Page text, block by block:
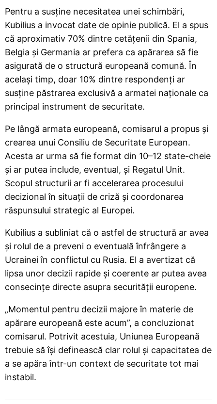
Pentru a susține necesitatea unei schimbări,
Kubilius a invocat date de opinie publică. El a spus
că aproximativ 70% dintre cetățenii din Spania,
Belgia și Germania ar prefera ca apărarea să fie
asigurată de o structură europeană comună. În
același timp, doar 10% dintre respondenți ar
susține păstrarea exclusivă a armatei naționale ca
principal instrument de securitate.
Pe lângă armata europeană, comisarul a propus și
crearea unui Consiliu de Securitate European.
Acesta ar urma să fie format din 10–12 state-cheie
și ar putea include, eventual, și Regatul Unit.
Scopul structurii ar fi accelerarea procesului
decizional în situații de criză și coordonarea
răspunsului strategic al Europei.
Kubilius a subliniat că o astfel de structură ar avea
și rolul de a preveni o eventuală înfrângere a
Ucrainei în conflictul cu Rusia. El a avertizat că
lipsa unor decizii rapide și coerente ar putea avea
consecințe directe asupra securității europene.
„Momentul pentru decizii majore în materie de
apărare europeană este acum”, a concluzionat
comisarul. Potrivit acestuia, Uniunea Europeană
trebuie să își definească clar rolul și capacitatea de
a se apăra într-un context de securitate tot mai
instabil.